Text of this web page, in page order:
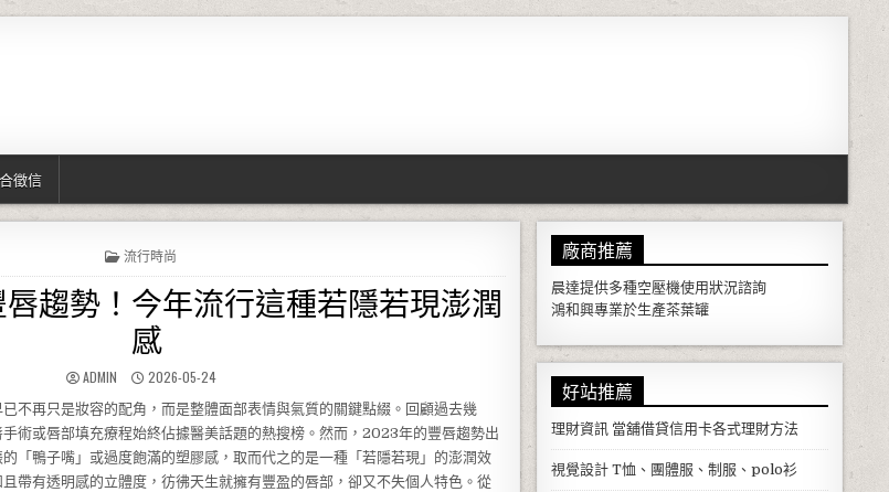
徵信
POSTED IN
流行時尚
趨勢！今年流行這種若隱若現澎潤
感
AUTHOR:
ADMIN PUBLISHED DATE:
2026-05-24
不再只是妝容的配角，而是整體面部表情與氣質的關鍵點綴。回顧過去幾
術或唇部填充療程始終佔據醫美話題的熱搜榜。然而，2023年的豐唇趨勢出
「鴨子嘴」或過度飽滿的塑膠感，取而代之的是一種「若隱若現」的澎潤效
帶有透明感的立體度，彷彿天生就擁有豐盈的唇部，卻又不失個人特色。從
廠商推薦
晨達提供多種空壓機使用狀況諮詢
鴻和興專業於生產茶葉罐
好站推薦
理財資訊當舖借貸信用卡各式理財方法
視覺設計T恤、團體服、制服、polo衫